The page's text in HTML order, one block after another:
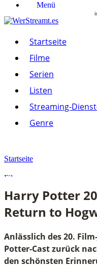
Menü
Startseite
Serien
Streaming-Dienste
Paramount+
Netflix
Alle anzeigen
Startseite
Filme
Serien
Listen
Streaming-
Genre
Startseite
Filme
Harry Potter 20th
Harry Potter
Return to
Anlässlich des 20.
Potter-Cast zurück
den schönsten